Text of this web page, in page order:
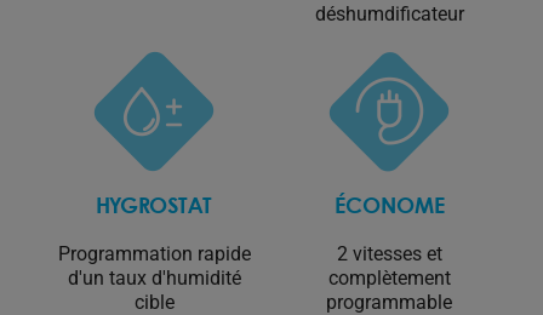
déshumdificateur
HYGROSTAT
Programmation rapide
d'un taux d'humidité
cible
ÉCONOME
2 vitesses et
complètement
programmable